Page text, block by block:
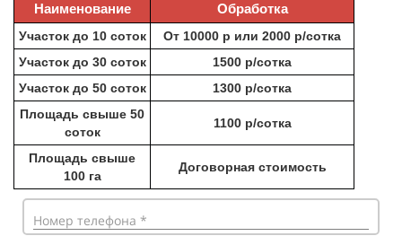
Наименование Обработка
Участок до 10 соток
От 10000 р или 2000 р/сотка
Участок до 30 соток
1500 р/сотка
Участок до 50 соток
1300 р/сотка
Площадь свыше 50
соток
1100 р/сотка
Площадь свыше
100 га
Договорная стоимость
Номер телефона *